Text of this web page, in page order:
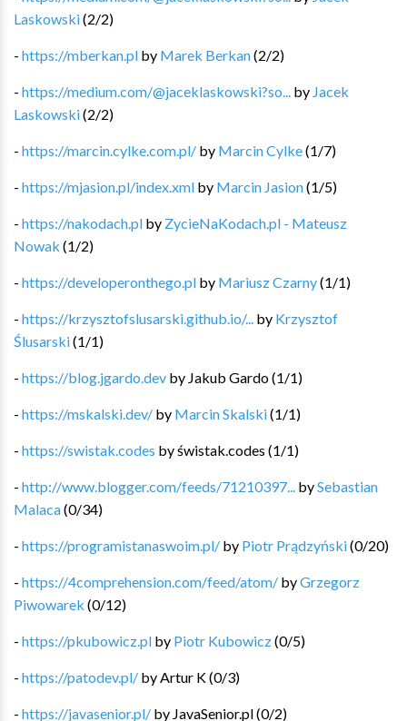
Laskowski(2/2)
- https://mberkan.pl by Marek Berkan(2/2)
- https://medium.com/@jaceklaskowski?so... by Jacek
Laskowski(2/2)
- https://marcin.cylke.com.pl/ by Marcin Cylke(1/7)
- https://mjasion.pl/index.xml by Marcin Jasion(1/5)
- https://nakodach.pl by ZycieNaKodach.pl - Mateusz
Nowak (1/2)
- https://developeronthego.pl by Mariusz Czarny(1/1)
- https://krzysztofslusarski.github.io/... by Krzysztof
Ślusarski(1/1)
- https://blog.jgardo.dev by Jakub Gardo(1/1)
- https://mskalski.dev/ by Marcin Skalski(1/1)
- https://swistak.codes byświstak.codes (1/1)
- http://www.blogger.com/feeds/71210397... bySebastian
Malaca(0/34)
- https://programistanaswoim.pl/ by Piotr Prądzyński(0/20)
- https://4comprehension.com/feed/atom/ byGrzegorz
Piwowarek (0/12)
- https://pkubowicz.pl by Piotr Kubowicz(0/5)
- https://patodev.pl/ by Artur K(0/3)
- https://javasenior.pl/ by JavaSenior.pl(0/2)